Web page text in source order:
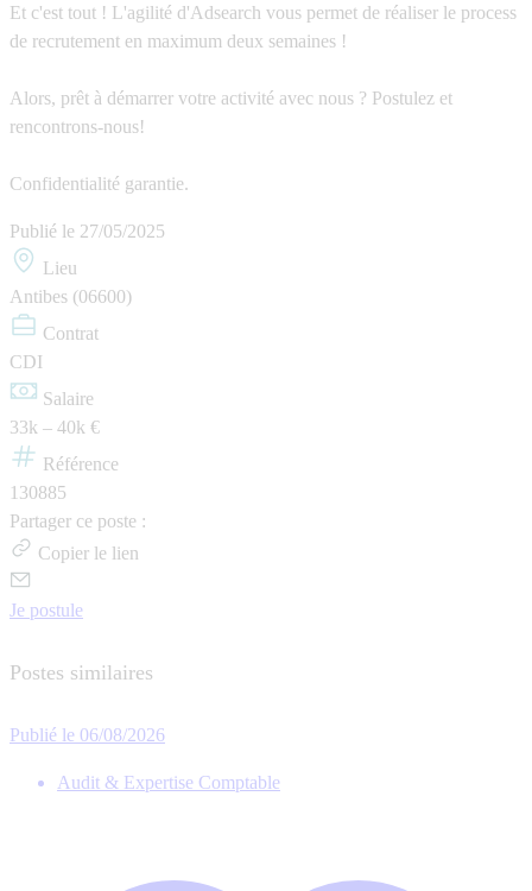
Et c'est tout ! L'agilité d'Adsearch vous permet de réaliser le process
de recrutement en maximum deux semaines !
Alors, prêt à démarrer votre activité avec nous ? Postulez et
rencontrons-nous!
Confidentialité garantie.
Publié le 27/05/2025
Lieu
Antibes (06600)
Contrat
CDI
Salaire
33k – 40k €
Référence
130885
Partager ce poste :
Copier le lien
Je postule
Postes similaires
Publié le 06/08/2026
Audit & Expertise Comptable